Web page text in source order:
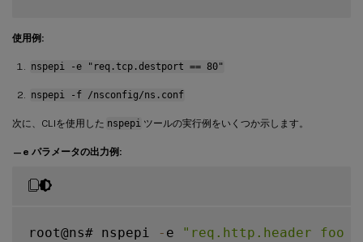
使用例:
nspepi -e "req.tcp.destport == 80"
nspepi -f /nsconfig/ns.conf
次に、CLIを使用した nspepi ツールの実行例をいくつか示します。
—e パラメータの出力例:
root@ns# nspepi - e
"req.http.header foo